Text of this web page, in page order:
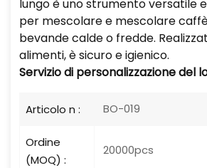
lungo è uno strumento versatile
per mescolare e mescolare
bevande calde o fredde.
alimenti, è sicuro e igienico.
Servizio di personalizzazione del
Articolo n : BO-019
Ordine
(MOQ) :
20000pcs